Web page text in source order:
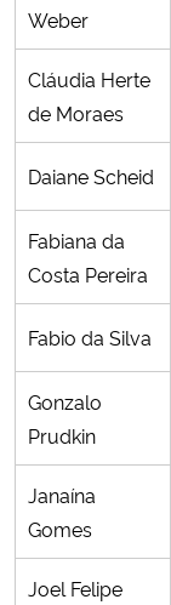
Weber
Cláudia Herte
de Moraes
Daiane Scheid
Fabiana da
Costa Pereira
Fabio da Silva
Gonzalo
Prudkin
Janaína
Gomes
Joel Felipe